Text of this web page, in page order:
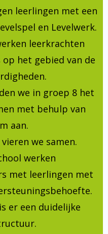
leerlingen met een
en Levelwerk.
leerkrachten
het gebied van de
we in groep 8 het
met behulp van
aan.
we samen.
werken
met leerlingen met
er een duidelijke